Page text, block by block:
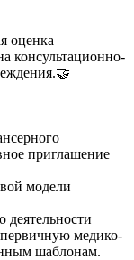
оценка
консультационно-
приглашение
модели
медико-
шаблонам.